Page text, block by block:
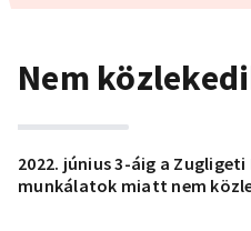
Nem
2022. június 3-áig a
munkálatok miatt nem